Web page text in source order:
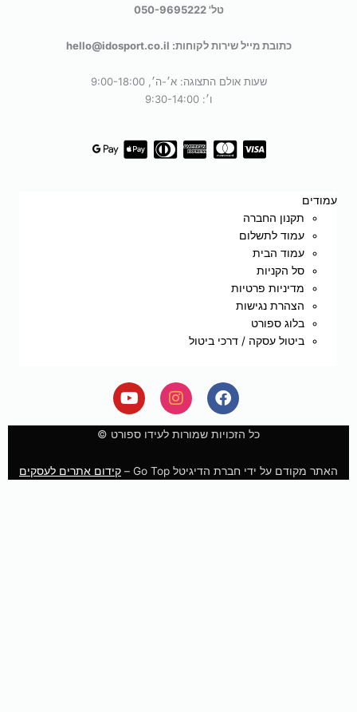
טל' 050-9695222
כתובת מייל שירות לקוחות: hello@idosport.co.il
שעות אולם התצוגה: א׳-ה׳, 9:00-18:00
ו׳: 9:30-14:00
עמודים
תקנון החברה
עמוד לתשלום
עמוד הבית
סל הקניות
מדיניות פרטיות
הצהרת נגישות
בלוג ספורט
ביטול עסקה / דרכי ביטול
F
a
c
e
o
o
I
n
s
t
g
r
Y
o
u
t
b
e
כל הזכויות שמורות לעידו ספורט ©
האתר מקודם על ידי חברת הדיגיטל Go Top – קידום אתרים לעסקים